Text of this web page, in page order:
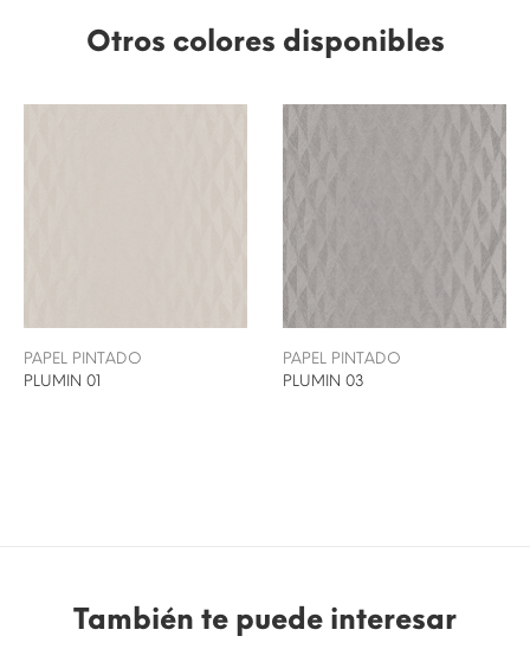
Otros colores disponibles
PAPEL PINTADO
PLUMIN 01
PAPEL PINTADO
PLUMIN 03
También te puede interesar